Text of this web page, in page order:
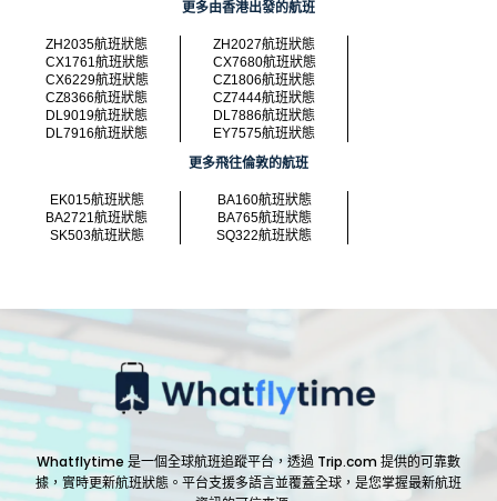
更多由香港出發的航班
ZH2035航班狀態
ZH2027航班狀態
CX1761航班狀態
CX7680航班狀態
CX6229航班狀態
CZ1806航班狀態
CZ8366航班狀態
CZ7444航班狀態
DL9019航班狀態
DL7886航班狀態
DL7916航班狀態
EY7575航班狀態
更多飛往倫敦的航班
EK015航班狀態
BA160航班狀態
BA2721航班狀態
BA765航班狀態
SK503航班狀態
SQ322航班狀態
Whatflytime 是一個全球航班追蹤平台，透過 Trip.com 提供的可靠數
據，實時更新航班狀態。平台支援多語言並覆蓋全球，是您掌握最新航班